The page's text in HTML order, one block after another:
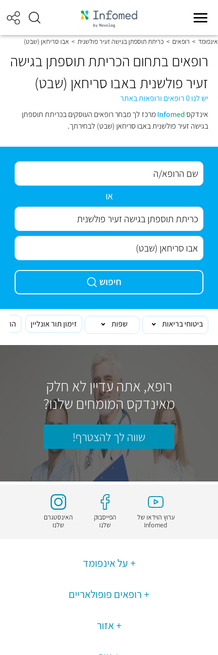
אינפומד > רופאים > כריתת תוספתן בגישה זעיר פולשנית > אבו סריחאן (שבט)
רופאים בתחום הכריתת תוספתן בגישה
זעיר פולשנית באבו סריחאן (שבט)
יש לנו 0 רופאים ורופאות באתר
אינדקס
Infomed
מרכז לך מבחר רופאים העוסקים בכריתת תוספתן
בגישה זעיר פולשנית באבו סריחאן (שבט) לבחירתך.
או
חיפוש
ביטוחי בריאות שפות זימון תור אונליין
רופא, אתה עדיין לא חלק
מאינדקס המומחים שלנו?
שווה לך להצטרף!
ערוץ הוידאו של
Infomed
הפייסבוק
שלנו
האינסטגרם
שלנו
על אינפומד
רופאים פופולאריים
אזור